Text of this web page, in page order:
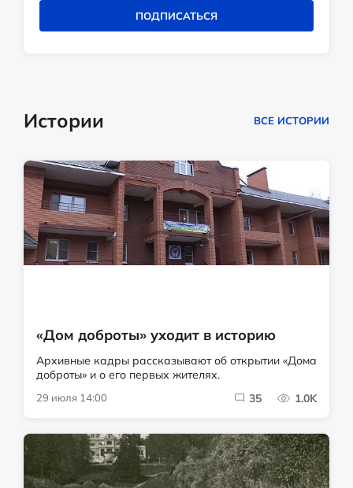
ПОДПИСАТЬСЯ
Истории ВСЕ ИСТОРИИ
«Дом доброты» уходит в историю
Архивные кадры рассказывают об открытии «Дома
доброты» и о его первых жителях.
29 июля 14:00 35 1.0K